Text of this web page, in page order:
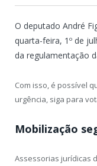
O deputado André
quarta-feira, 1º de
da regulamentação
Com isso, é possível
urgência, siga para
Mobilização
Assessorias jurídicas